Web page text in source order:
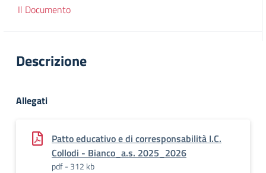
Il Documento
Descrizione
Allegati
Patto educativo e di corresponsabilità I.C.
Collodi - Bianco_a.s. 2025_2026
pdf - 312 kb